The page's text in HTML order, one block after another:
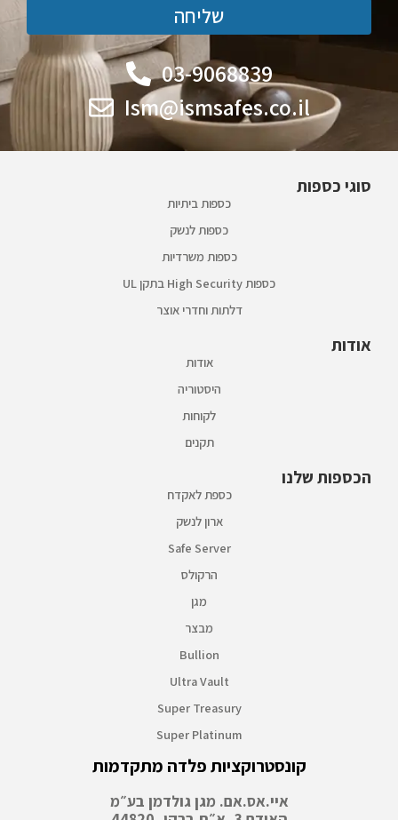
שליחה
03-9068839
Ism@ismsafes.co.il
סוגי כספות
כספות ביתיות
כספות לנשק
כספות משרדיות
כספות High Security בתקן UL
דלתות וחדרי אוצר
אודות
אודות
היסטוריה
לקוחות
תקנים
הכספות שלנו
כספת לאקדח
ארון לנשק
Safe Server
הרקולס
מגן
מבצר
Bullion
Ultra Vault
Super Treasury
Super Platinum
קונסטרוקציות פלדה מתקדמות
איי.אס.אם. מגן גולדמן בע״מ